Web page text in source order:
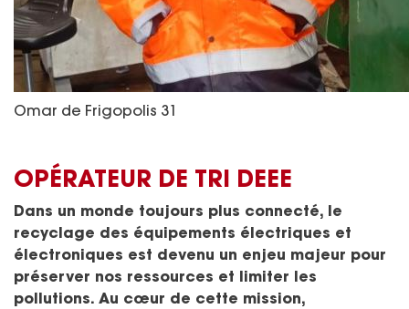
Omar de Frigopolis 31
OPÉRATEUR DE TRI DEEE
Dans un monde toujours plus connecté, le
recyclage des équipements électriques et
électroniques est devenu un enjeu majeur pour
préserver nos ressources et limiter les
pollutions. Au cœur de cette mission,